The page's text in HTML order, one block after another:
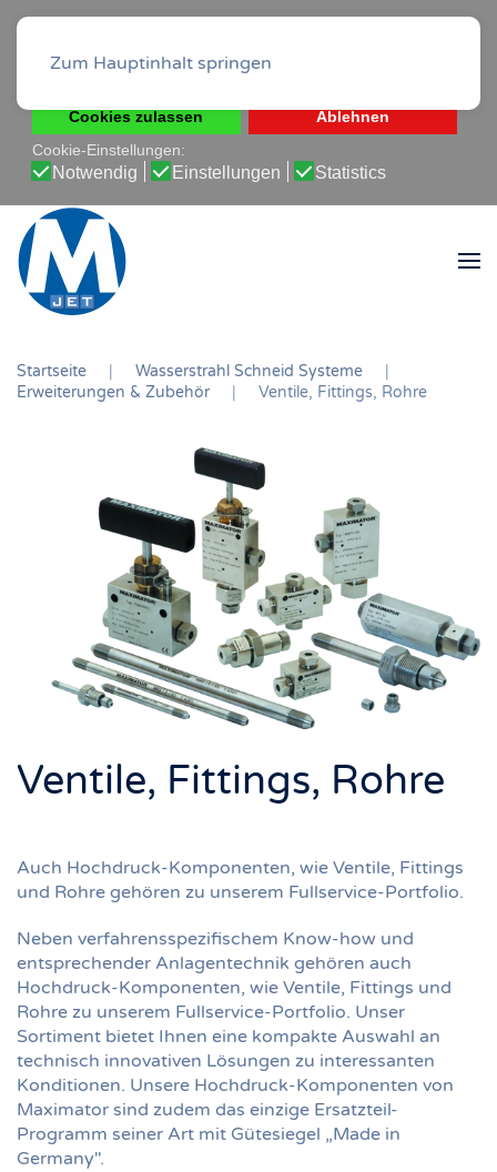
Cookie-Richtlinie
Datenschutz-Bestimmungen
Cookies zulassen
Ablehnen
Cookie-Einstellungen:
Notwendig Einstellungen Statistics
Zum Hauptinhalt springen
Startseite
Wasserstrahl Schneid Systeme
Erweiterungen & Zubehör
Ventile, Fittings, Rohre
Ventile, Fittings, Rohre
Auch Hochdruck-Komponenten, wie Ventile, Fittings
und Rohre gehören zu unserem Fullservice-Portfolio.
Neben verfahrensspezifischem Know-how und
entsprechender Anlagentechnik gehören auch
Hochdruck-Komponenten, wie Ventile, Fittings und
Rohre zu unserem Fullservice-Portfolio. Unser
Sortiment bietet Ihnen eine kompakte Auswahl an
technisch innovativen Lösungen zu interessanten
Konditionen. Unsere Hochdruck-Komponenten von
Maximator sind zudem das einzige Ersatzteil-
Programm seiner Art mit Gütesiegel „Made in
Germany".